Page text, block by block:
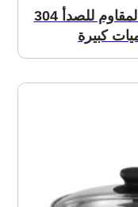
مقلاة مخصصة 304 من الفولاذ المقاوم للصدأ 304
كبيرة